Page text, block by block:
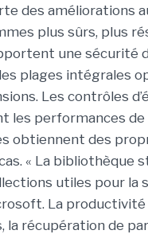
des améliorations
plus sûrs, plus
une sécurité
plages intégrales
Les contrôles
les performances
obtiennent des
« La bibliothèque
utiles pour la
La
la récupération de